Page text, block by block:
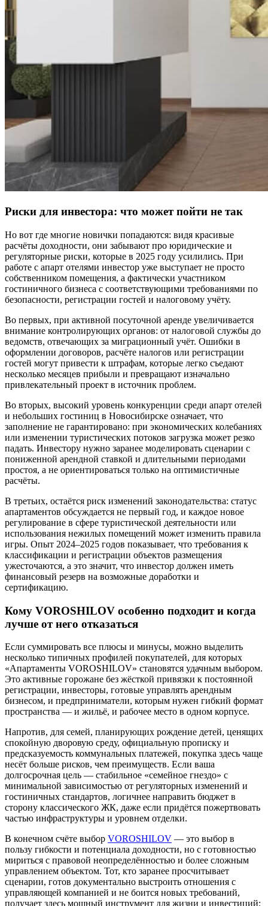
Риски для инвестора: что может пойти не так
Но вот где многие новички попадаются: видя красивые
расчёты доходности, они забывают про юридические и
регуляторные риски, которые в 2025 году усилились. При
работе с апарт отелями инвестор уже выступает не просто
собственником помещения, а фактически участником
гостиничного бизнеса с соответствующими требованиями по
безопасности, регистрации гостей и налоговому учёту.
Во первых, при активной посуточной аренде увеличивается
внимание контролирующих органов: от налоговой службы до
ведомств, отвечающих за миграционный учёт. Ошибки в
оформлении договоров, расчёте налогов или регистрации
гостей могут привести к штрафам, которые легко съедают
несколько месяцев прибыли и превращают изначально
привлекательный проект в источник проблем.
Во вторых, высокий уровень конкуренции среди апарт отелей
и небольших гостиниц в Новосибирске означает, что
заполнение не гарантировано: при экономических колебаниях
или изменении туристических потоков загрузка может резко
падать. Инвестору нужно заранее моделировать сценарии с
пониженной арендной ставкой и длительными периодами
простоя, а не ориентироваться только на оптимистичные
расчёты.
В третьих, остаётся риск изменений законодательства: статус
апартаментов обсуждается не первый год, и каждое новое
регулирование в сфере туристической деятельности или
использования нежилых помещений может изменить правила
игры. Опыт 2024–2025 годов показывает, что требования к
классификации и регистрации объектов размещения
ужесточаются, а это значит, что инвестор должен иметь
финансовый резерв на возможные доработки и
сертификацию.
Кому VOROSHILOV особенно подходит и когда
лучше от него отказаться
Если суммировать все плюсы и минусы, можно выделить
несколько типичных профилей покупателей, для которых
«Апартаменты VOROSHILOV» становятся удачным выбором.
Это активные горожане без жёсткой привязки к постоянной
регистрации, инвесторы, готовые управлять арендным
бизнесом, и предприниматели, которым нужен гибкий формат
пространства — и жильё, и рабочее место в одном корпусе.
Напротив, для семей, планирующих рождение детей, ценящих
спокойную дворовую среду, официальную прописку и
предсказуемость коммунальных платежей, покупка здесь чаще
несёт больше рисков, чем преимуществ. Если ваша
долгосрочная цель — стабильное «семейное гнездо» с
минимальной зависимостью от регуляторных изменений и
гостиничных стандартов, логичнее направить бюджет в
сторону классического ЖК, даже если придётся пожертвовать
частью инфраструктуры и уровнем отделки.
В конечном счёте выбор VOROSHILOV — это выбор в
пользу гибкости и потенциала доходности, но с готовностью
мириться с правовой неопределённостью и более сложным
управлением объектом. Тот, кто заранее просчитывает
сценарии, готов документально выстроить отношения с
управляющей компанией и не боится новых требований,
получает здесь мощный инструмент для жизни и инвестиций;